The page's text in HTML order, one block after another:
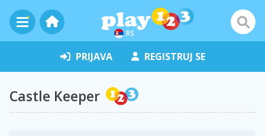
RS
PRIJAVA REGISTRUJ SE
Castle Keeper